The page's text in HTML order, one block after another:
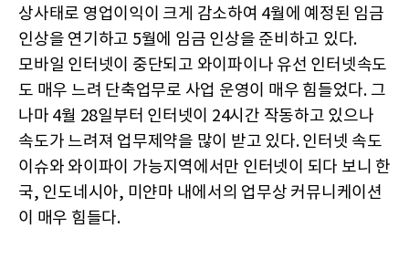
상사태로 영업이익이 크게 감소하여 4월에 예정된 임금
인상을 연기하고 5월에 임금 인상을 준비하고 있다.
모바일 인터넷이 중단되고 와이파이나 유선 인터넷속도
도 매우 느려 단축업무로 사업 운영이 매우 힘들었다. 그
나마 4월 28일부터 인터넷이 24시간 작동하고 있으나
속도가 느려져 업무제약을 많이 받고 있다. 인터넷 속도
이슈와 와이파이 가능지역에서만 인터넷이 되다 보니 한
국, 인도네시아, 미얀마 내에서의 업무상 커뮤니케이션
이 매우 힘들다.